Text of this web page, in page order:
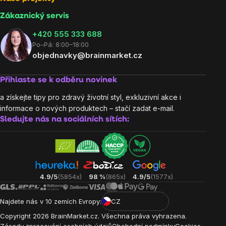
Zákaznický servis
‭+420 555 333 688
Po–Pá: 8:00–18:00
objednavky@brainmarket.cz
Přihlaste se k odběru novinek
a získejte tipy pro zdravý životní styl, exkluzivní akce i
informace o nových produktech – stačí zadat e-mail.
Sledujte nás na sociálních sítích:
4.9/5(5854x) 98 %(865x) 4.9/5(1577x)
Najdete nás v 10 zemích Evropy:
CZ
Copyright 2026 BrainMarket.cz. Všechna práva vyhrazena.